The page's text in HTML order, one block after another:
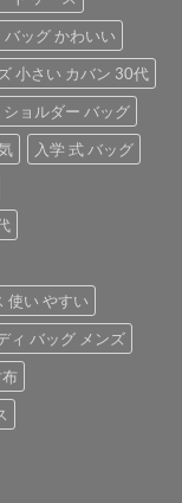
バッグ かわいい
小さい カバン 30代
ショルダー バッグ
入学 式 バッグ
使い やすい
ィ バッグ メンズ